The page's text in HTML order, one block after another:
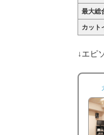
最大総
カット
↓エピ